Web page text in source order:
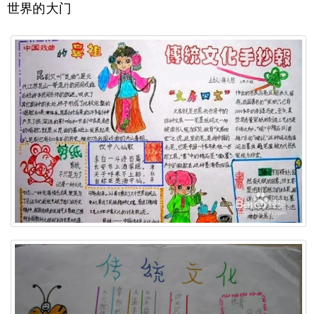
世界的大门